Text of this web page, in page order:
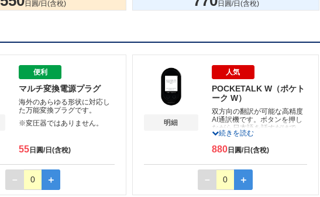
日圓/日(含稅) 日圓/日(含稅)
便利
マルチ変換電源プラグ
海外のあらゆる形状に対応し
た万能変換プラグです。
※変圧器ではありません。
55 日圓/日(含稅)
－ 0 ＋
明細
人気
POCKETALK W（ポケト
ーク W）
双方向の翻訳が可能な高精度
AI通訳機です。ボタンを押し
ながら日本語を話すだけで、
外国語に音声通訳！
海外現地の方とハイレベルな
会話が楽しめます。
※74言語では音声とテキスト
翻訳します。
※ご利用にはインターネット
続きを読む
880日圓/日(含稅)
－ 0 ＋